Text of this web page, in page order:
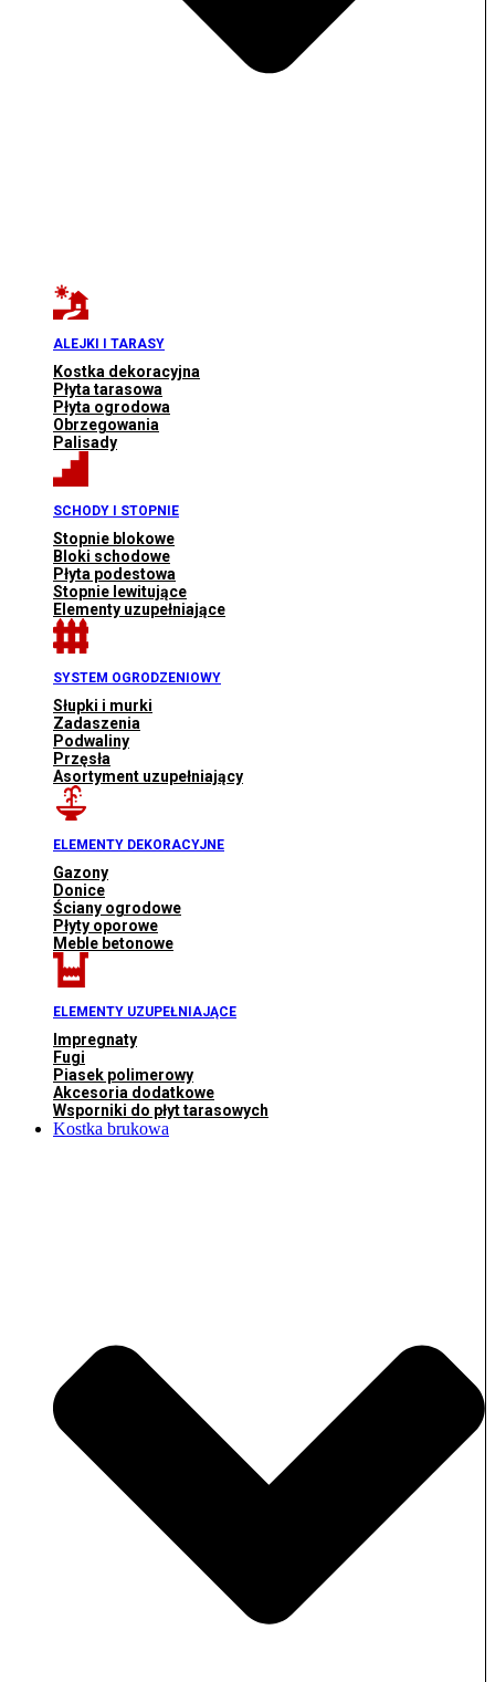
ALEJKI I TARASY
Kostka dekoracyjna
Płyta tarasowa
Płyta ogrodowa
Obrzegowania
Palisady
SCHODY I STOPNIE
Stopnie blokowe
Bloki schodowe
Płyta podestowa
Stopnie lewitujące
Elementy uzupełniające
SYSTEM OGRODZENIOWY
Słupki i murki
Zadaszenia
Podwaliny
Przęsła
Asortyment uzupełniający
ELEMENTY DEKORACYJNE
Gazony
Donice
Ściany ogrodowe
Płyty oporowe
Meble betonowe
ELEMENTY UZUPEŁNIAJĄCE
Impregnaty
Fugi
Piasek polimerowy
Akcesoria dodatkowe
Wsporniki do płyt tarasowych
Kostka brukowa